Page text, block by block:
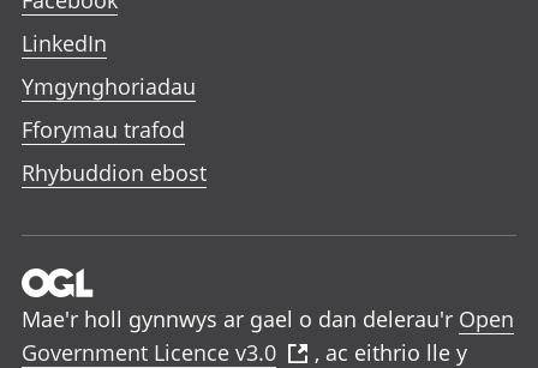
LinkedIn
Ymgynghoriadau
Fforymau trafod
Rhybuddion ebost
Mae'r holl gynnwys ar gael o dan delerau'r Open
Government Licence v3.0
, ac eithrio lle y